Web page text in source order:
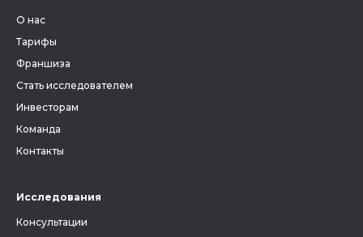
О нас
Тарифы
Франшиза
Стать исследователем
Инвесторам
Команда
Контакты
Исследования
Консультации